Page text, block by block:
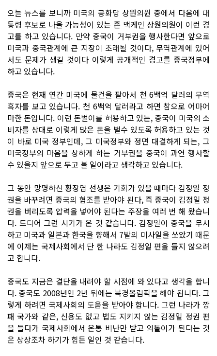
오늘 뉴스를 보니까 미국의 공화당 상원의원 중에서 다음에 대
통령 후보로 나올 가능성이 있는 존 맥케인 상원의원이 이런 경
고를 하고 있습니다. 만약 중국이 거부권을 행사한다면 앞으로
미국과 중국관계에 큰 지장이 초래될 것이다, 무역관계에 있어
서도 문제가 생길 것이다 이렇게 공개적인 경고를 중국정부에
하고 있습니다.
중국은 현재 연간 미국에 물건을 팔아서 천 6백억 달러의 무역
흑자를 보고 있습니다. 천 6백억 달러라고 하면 참으로 어마어
마한 돈입니다. 이런 돈벌이를 허용하고 있는, 중국이 미국의 소
비자를 상대로 이렇게 많은 돈을 벌수 있도록 허용하고 있는 것
이 바로 미국 정부인데, 그 미국정부와 정면 대결하게 되는, 그
미국정부의 마음을 상하게 하는 거부권을 중국이 과연 행사할
수 있을지 앞으로 두고 볼 일이라고 생각하고 있습니다.
그 동안 망명하신 황장엽 선생은 기회가 있을 때마다 김정일 정
권을 바꾸려면 중국의 협조를 받아야 된다, 즉 중국이 김정일 정
권을 버리도록 압력을 넣어야 된다는 주장을 여러 번 해 왔습니
다. 드디어 그런 시기가 온 것 같습니다. 김정일이 중국을 무시
하고 미국과 일본과 한국을 향해서 7발의 미사일을 쏘았기 때문
에 이제는 국제사회에서 단 한 나라도 김정일 편을 들지 않으려
고 합니다.
중국도 지금은 결단을 내려야 할 시점에 와 있다고 생각을 합니
다. 중국도 2008년인 2년 뒤에는 북경올림픽을 해야 됩니다. 그
렇게 하려면 국제사회의 도움을 받아야 합니다. 그런 나라가 깡
패 국가와 같은, 신용도 없고 법도 지키지 않는 김정일 정권 편
을 들다가 국제사회에서 온통 비난만 받고 외톨이가 된다는 것
은 상상조차 하기가 힘든 일인 것 같습니다.